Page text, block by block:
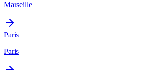
Marseille
Paris
Paris